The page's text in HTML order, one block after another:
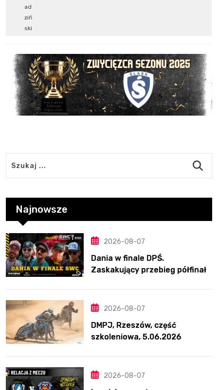
ad
ziń
ski
Najnowsze
2026-08-07
Dania w finale DPŚ.
Zaskakujący przebieg półfinału
2026-08-07
DMPJ, Rzeszów, część
szkoleniowa, 5.06.2026
2026-08-07